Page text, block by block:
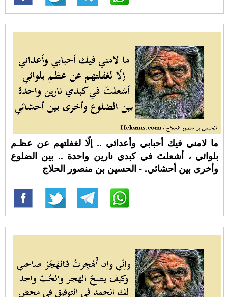
ما لامني فيك أحبابي وأعدائي .. إلّا لغفلتهم عن عظـم
بلوائي ، أشعلتَ في كبدي نارين واحدة .. بين الضلوع
وأخرى بين أحشائي. - الحسين بن منصور الحلاج